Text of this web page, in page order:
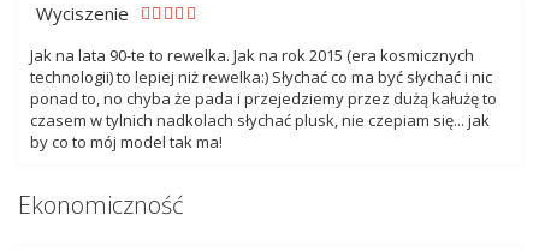
Wyciszenie
Jak na lata 90-te to rewelka. Jak na rok 2015 (era kosmicznych
technologii) to lepiej niż rewelka:) Słychać co ma być słychać i nic
ponad to, no chyba że pada i przejedziemy przez dużą kałużę to
czasem w tylnich nadkolach słychać plusk, nie czepiam się... jak
by co to mój model tak ma!
Ekonomiczność